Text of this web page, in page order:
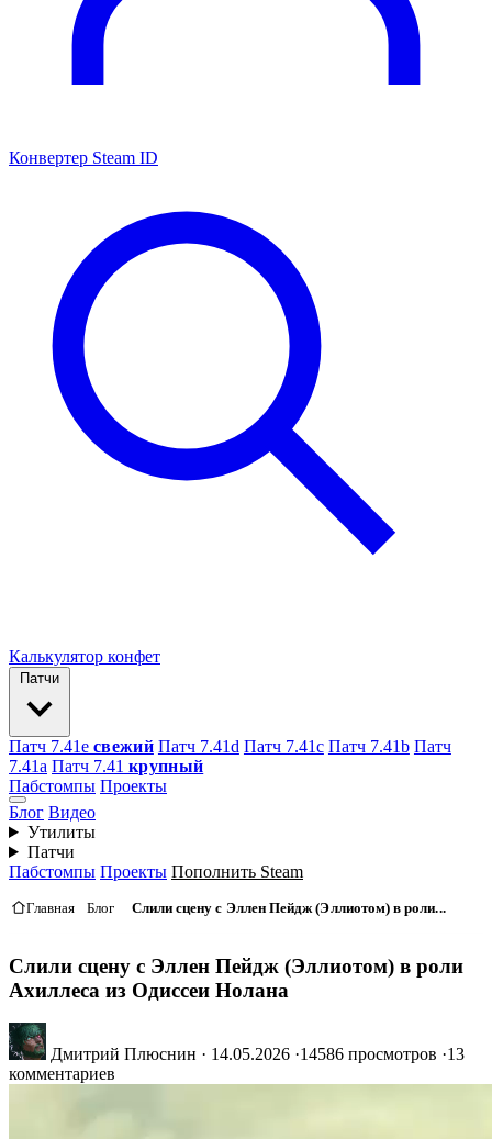
Конвертер Steam ID
Калькулятор конфет
Патчи
Патч 7.41e свежий Патч 7.41d Патч 7.41c Патч 7.41b Патч
7.41а Патч 7.41 крупный
Пабстомпы Проекты
Блог Видео
Утилиты
Патчи
Пабстомпы Проекты Пополнить Steam
Главная Блог Слили сцену с Эллен Пейдж (Эллиотом) в роли...
Слили сцену с Эллен Пейдж (Эллиотом) в роли
Ахиллеса из Одиссеи Нолана
Дмитрий Плюснин · 14.05.2026 ·14586 просмотров ·13
комментариев